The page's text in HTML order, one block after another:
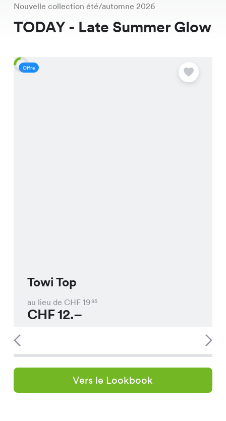
Nouvelle collection été/automne 2026
TODAY - Late Summer Glow
Offre
Towi Top
au lieu de CHF 1995
CHF12.–
Vers le Lookbook